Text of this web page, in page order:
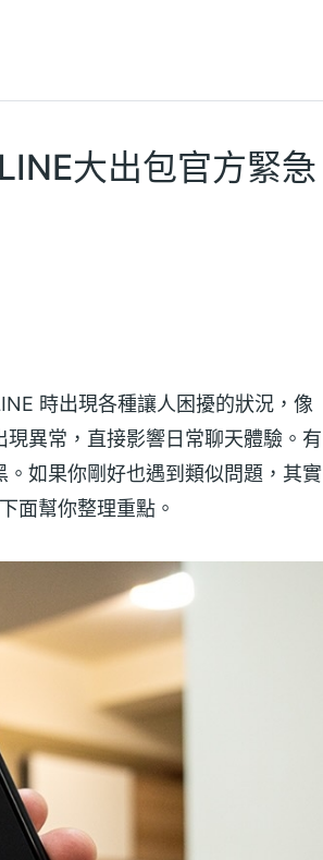
大出包官方緊急
時出現各種讓人困擾的狀況，像
異常，直接影響日常聊天體驗。有
如果你剛好也遇到類似問題，其實
面幫你整理重點。